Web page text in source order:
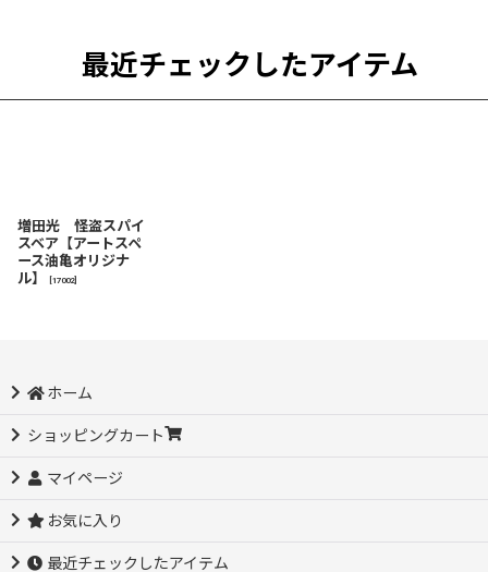
最近チェックしたアイテム
増田光 怪盗スパイ
スベア【アートスペ
ース油亀オリジナ
ル】
17002]
ホーム
ショッピングカート
マイページ
お気に入り
最近チェックしたアイテム